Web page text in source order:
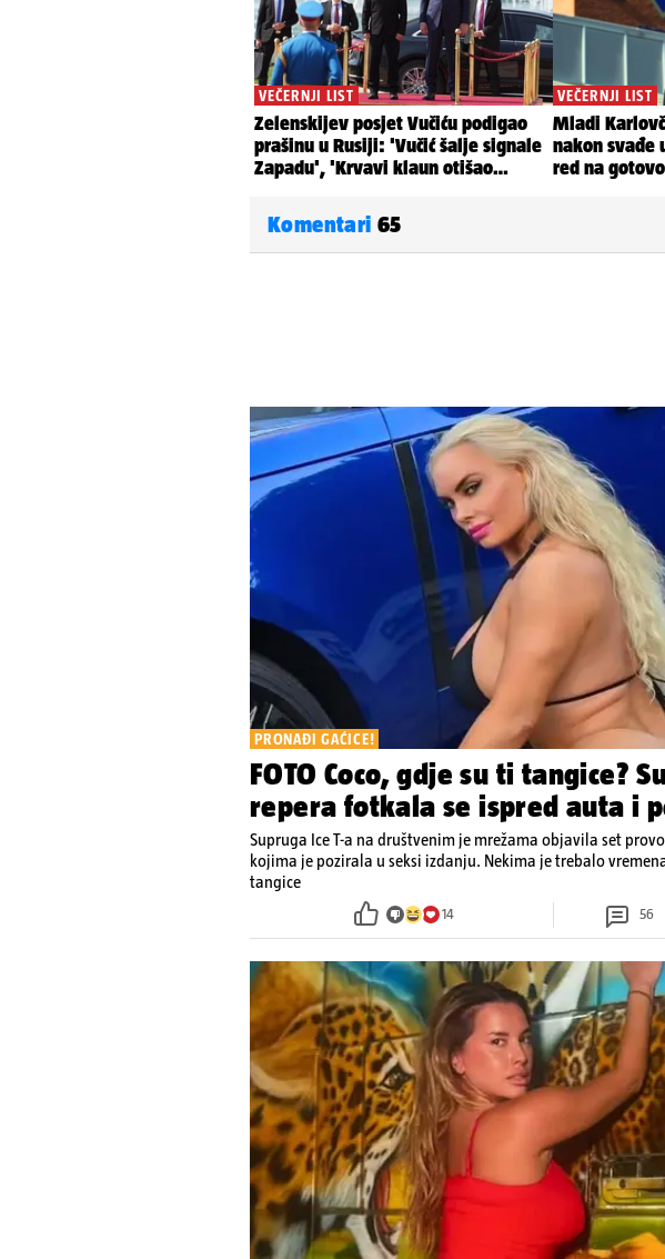
Komentari 65
PRONAĐI GAĆICE!
FOTO Coco, gdje su ti tangice?
repera fotkala se ispred auta i
Supruga Ice T-a na društvenim je mrežama objavila set
kojima je pozirala u seksi izdanju. Nekima je trebalo
tangice
14 56